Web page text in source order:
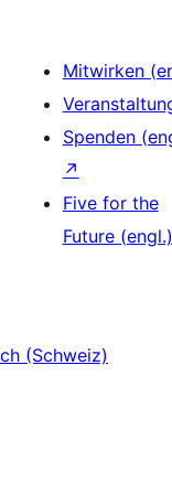
Mitwirken
Spenden
↗
Five for the
Future (engl.)
(Schweiz)